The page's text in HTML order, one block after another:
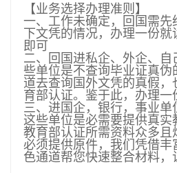
【业务选择办理准则】
一、工作未确定，回国需
下文凭的情况，办理一份
即可
二、回国进私企、外企、
些单位是不查询毕业证真
道去查询国外文凭的真假
育部认证。鉴于此，办理一
三、进国企，银行，事业单
这些单位是必需要提供真
教育部认证所需资料众多
必须提供原件，我们凭借
色通道帮您快速整合材料，